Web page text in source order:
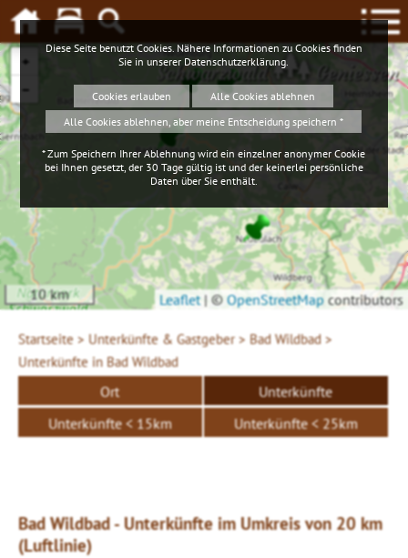
Schwarzwald Geniessen
+
−
10 km Leaflet | ©OpenStreetMap contributors
Startseite > Unterkünfte & Gastgeber > Bad Wildbad >
Unterkünfte in Bad Wildbad
Ort
Unterkünfte
Unterkünfte < 15km
Unterkünfte < 25km
Bad Wildbad - Unterkünfte im Umkreis von 20 km
(Luftlinie)
Diese Seite benutzt Cookies. Nähere Informationen zu Cookies finden
Sie in unserer Datenschutzerklärung
Cookies erlauben
Alle Cookies ablehnen
Alle Cookies ablehnen, aber meine Entscheidung speichern *
* Zum Speichern Ihrer Ablehnung wird ein einzelner anonymer Cookie
bei Ihnen gesetzt, der 30 Tage gültig ist und der keinerlei persönliche
Daten über Sie enthält.